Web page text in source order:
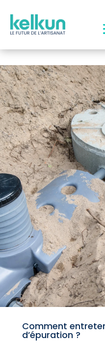
Comment
d’épuration ?